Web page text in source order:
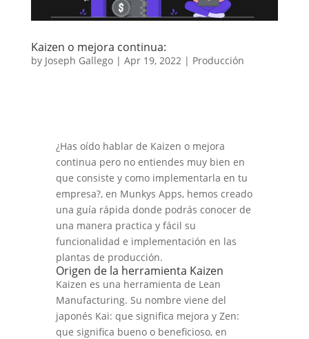
Kaizen o mejora continua:
by Joseph Gallego| Apr 19, 2022| Producción
¿Has oído hablar de Kaizen o mejora
continua pero no entiendes muy bien en
que consiste y como implementarla en tu
empresa?, en Munkys Apps, hemos creado
una guía rápida donde podrás conocer de
una manera practica y fácil su
funcionalidad e implementación en las
plantas de producción.
Origen de la herramienta Kaizen
Kaizen es una herramienta de Lean
Manufacturing. Su nombre viene del
japonés Kai: que significa mejora y Zen:
que significa bueno o beneficioso, en